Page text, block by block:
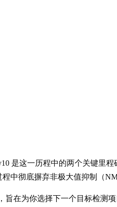
是这一历程中的两个关键里
中彻底摒弃非极大值抑制（
在为你选择下一个目标检测项